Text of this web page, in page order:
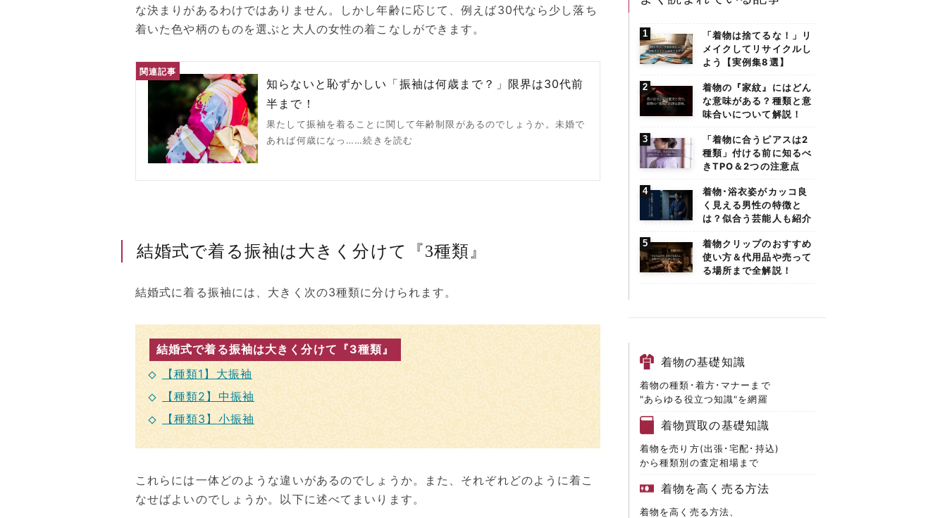
な決まりがあるわけではありません。しかし年齢に応じて、例えば30代なら少し落ち
着いた色や柄のものを選ぶと大人の女性の着こなしができます。
知らないと恥ずかしい「振袖は何歳まで？」限界は30代前
半まで！
果たして振袖を着ることに関して年齢制限があるのでしょうか。未婚で
あれば何歳になっ……続きを読む
結婚式で着る振袖は大きく分けて『3種類』
結婚式に着る振袖には、大きく次の3種類に分けられます。
結婚式で着る振袖は大きく分けて『3種類』
【種類1】大振袖
【種類2】中振袖
【種類3】小振袖
これらには一体どのような違いがあるのでしょうか。また、それぞれどのように着こ
なせばよいのでしょうか。以下に述べてまいります。
「着物は捨てるな！」リ
メイクしてリサイクルし
よう【実例集8選】
着物の『家紋』にはどん
な意味がある？種類と意
味合いについて解説！
「着物に合うピアスは2
種類」付ける前に知るべ
きTPO＆2つの注意点
着物･浴衣姿がカッコ良
く見える男性の特徴と
は？似合う芸能人も紹介
着物クリップのおすすめ
使い方＆代用品や売って
る場所まで全解説！
着物の基礎知識
着物の種類･着方･マナーまで
"あらゆる役立つ知識"を網羅
着物買取の基礎知識
着物を売り方(出張･宅配･持込)
から種類別の査定相場まで
着物を高く売る方法
着物を高く売る方法、